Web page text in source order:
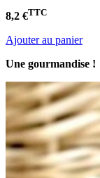
8,2 €TTC
Ajouter au panier
Une gourmandise !